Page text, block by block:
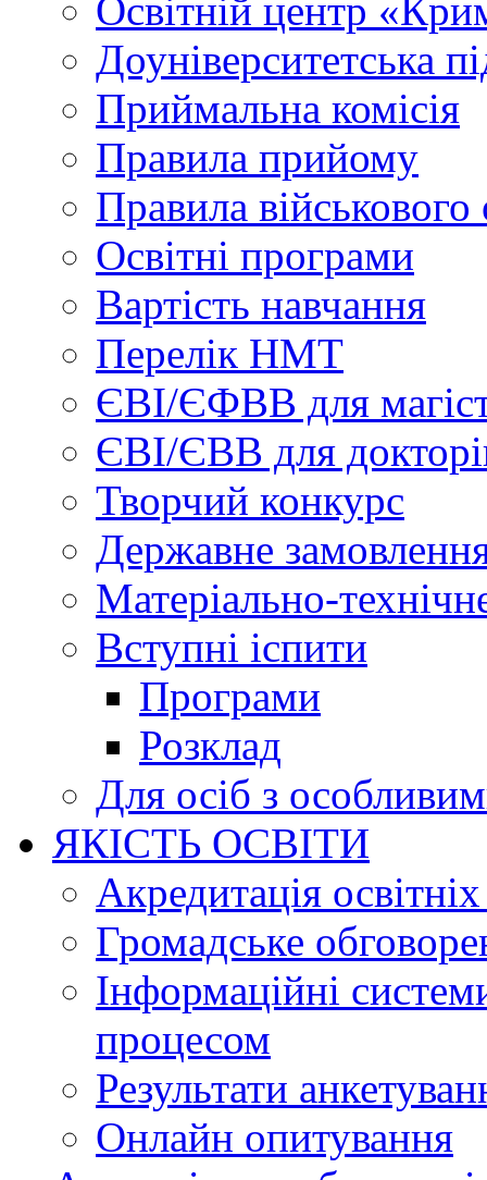
Освітній центр
Доуніверситетська
Приймальна комісія
Правила прийому
Правила військового
Освітні програми
Вартість навчання
Перелік НМТ
ЄВІ/ЄФВВ для
ЄВІ/ЄВВ для
Творчий конкурс
Державне
Матеріально-
Вступні іспити
Програми
Розклад
Для осіб з
ЯКІСТЬ ОСВІТИ
Акредитація
Громадське
Інформаційні
процесом
Результати
Онлайн опитування